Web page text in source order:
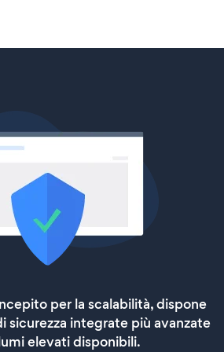
per la scalabilità, dispone
sicurezza integrate più avanzate
elevati disponibili.